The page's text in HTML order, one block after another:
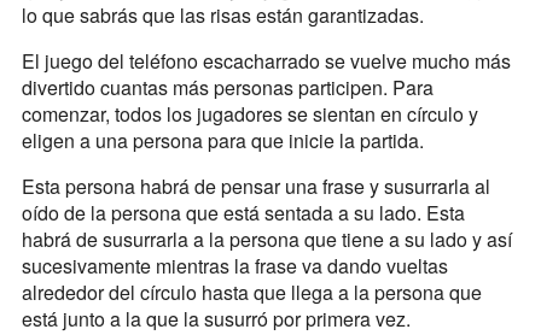
lo que sabrás que las risas están garantizadas.
El juego del teléfono escacharrado se vuelve mucho más
divertido cuantas más personas participen. Para
comenzar, todos los jugadores se sientan en círculo y
eligen a una persona para que inicie la partida.
Esta persona habrá de pensar una frase y susurrarla al
oído de la persona que está sentada a su lado. Esta
habrá de susurrarla a la persona que tiene a su lado y así
sucesivamente mientras la frase va dando vueltas
alrededor del círculo hasta que llega a la persona que
está junto a la que la susurró por primera vez.